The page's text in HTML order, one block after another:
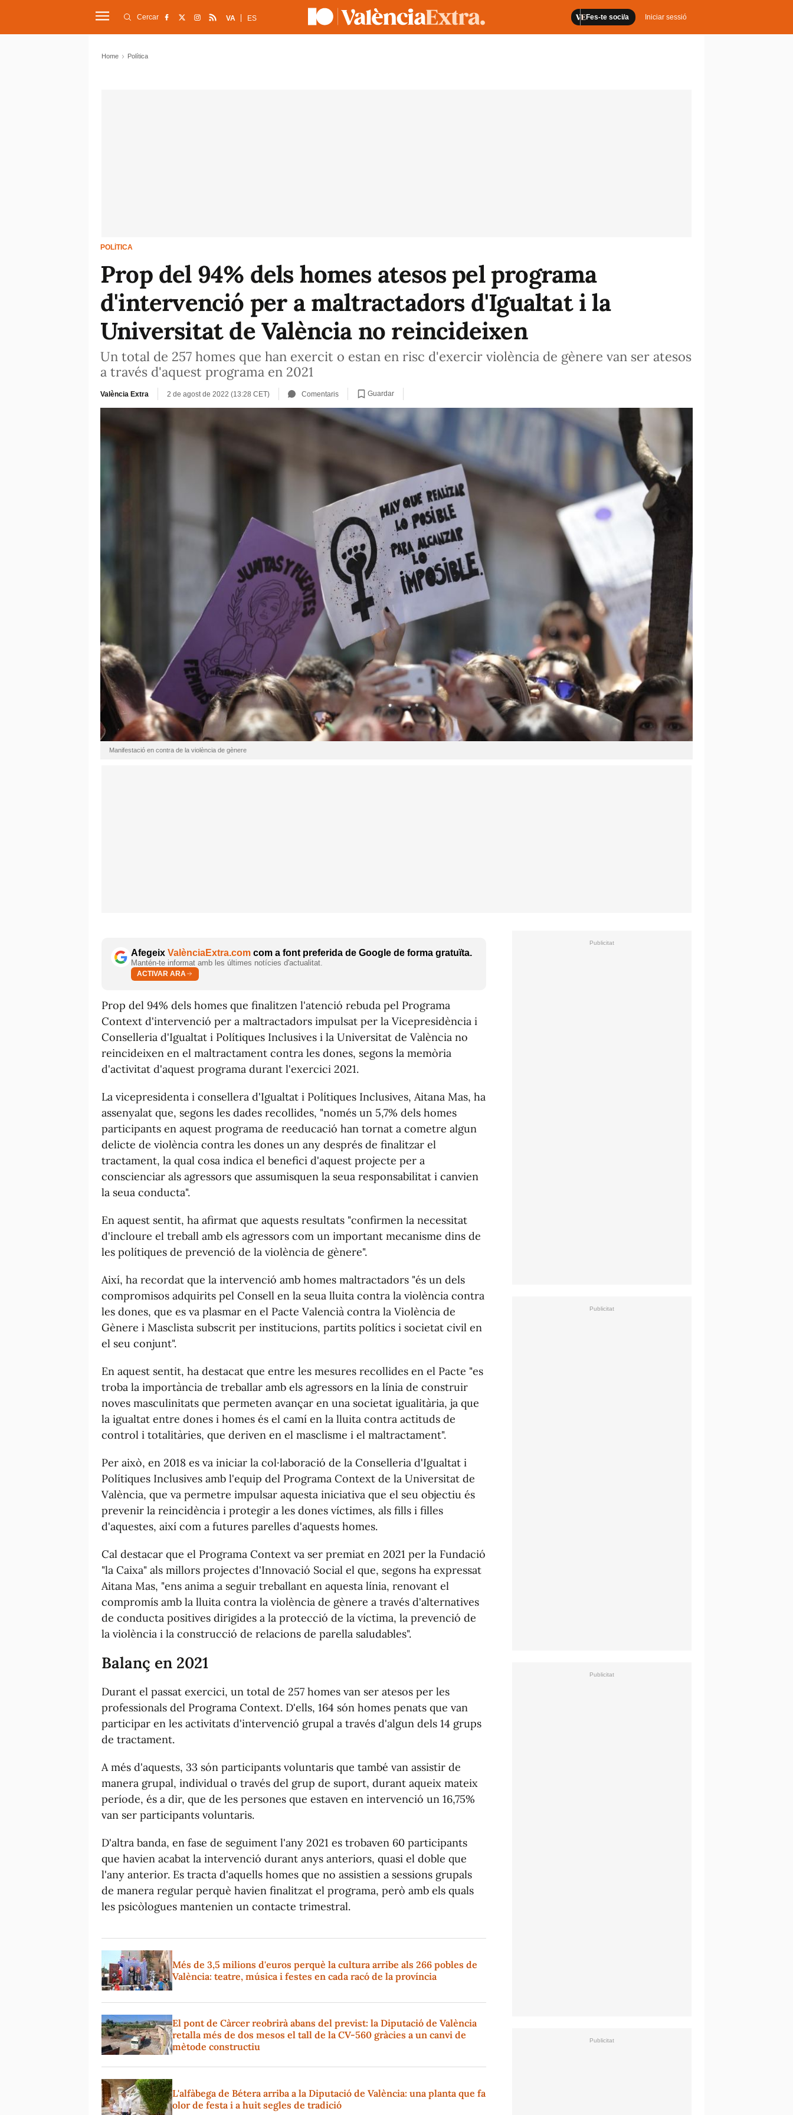
Fes-te soci/a Iniciar sessió
Cercar VA ES
Home Política
POLÍTICA
Prop del 94% dels homes atesos pel programa
d'intervenció per a maltractadors d'Igualtat i la
Universitat de València no reincideixen
Un total de 257 homes que han exercit o estan en risc d'exercir violència de gènere van ser atesos
a través d'aquest programa en 2021
València Extra 2 de agost de 2022 (13:28 CET) Comentaris Guardar
Manifestació en contra de la violència de gènere
Afegeix ValènciaExtra.com com a font preferida de Google de forma gratuïta.
Mantén-te informat amb les últimes notícies d'actualitat.
ACTIVAR ARA
Prop del 94% dels homes que finalitzen l'atenció rebuda pel Programa
Context d'intervenció per a maltractadors impulsat per la Vicepresidència i
Conselleria d'Igualtat i Polítiques Inclusives i la Universitat de València no
reincideixen en el maltractament contra les dones, segons la memòria
d'activitat d'aquest programa durant l'exercici 2021.
La vicepresidenta i consellera d'Igualtat i Polítiques Inclusives, Aitana Mas, ha
assenyalat que, segons les dades recollides, "només un 5,7% dels homes
participants en aquest programa de reeducació han tornat a cometre algun
delicte de violència contra les dones un any després de finalitzar el
tractament, la qual cosa indica el benefici d'aquest projecte per a
conscienciar als agressors que assumisquen la seua responsabilitat i canvien
la seua conducta".
En aquest sentit, ha afirmat que aquests resultats "confirmen la necessitat
d'incloure el treball amb els agressors com un important mecanisme dins de
les polítiques de prevenció de la violència de gènere".
Així, ha recordat que la intervenció amb homes maltractadors "és un dels
compromisos adquirits pel Consell en la seua lluita contra la violència contra
les dones, que es va plasmar en el Pacte Valencià contra la Violència de
Gènere i Masclista subscrit per institucions, partits polítics i societat civil en
el seu conjunt".
En aquest sentit, ha destacat que entre les mesures recollides en el Pacte "es
troba la importància de treballar amb els agressors en la línia de construir
noves masculinitats que permeten avançar en una societat igualitària, ja que
la igualtat entre dones i homes és el camí en la lluita contra actituds de
control i totalitàries, que deriven en el masclisme i el maltractament".
Per això, en 2018 es va iniciar la col·laboració de la Conselleria d'Igualtat i
Polítiques Inclusives amb l'equip del Programa Context de la Universitat de
València, que va permetre impulsar aquesta iniciativa que el seu objectiu és
prevenir la reincidència i protegir a les dones víctimes, als fills i filles
d'aquestes, així com a futures parelles d'aquests homes.
Cal destacar que el Programa Context va ser premiat en 2021 per la Fundació
"la Caixa" als millors projectes d'Innovació Social el que, segons ha expressat
Aitana Mas, "ens anima a seguir treballant en aquesta línia, renovant el
compromís amb la lluita contra la violència de gènere a través d'alternatives
de conducta positives dirigides a la protecció de la víctima, la prevenció de
la violència i la construcció de relacions de parella saludables".
Balanç en 2021
Durant el passat exercici, un total de 257 homes van ser atesos per les
professionals del Programa Context. D'ells, 164 són homes penats que van
participar en les activitats d'intervenció grupal a través d'algun dels 14 grups
de tractament.
A més d'aquests, 33 són participants voluntaris que també van assistir de
manera grupal, individual o través del grup de suport, durant aqueix mateix
període, és a dir, que de les persones que estaven en intervenció un 16,75%
van ser participants voluntaris.
D'altra banda, en fase de seguiment l'any 2021 es trobaven 60 participants
que havien acabat la intervenció durant anys anteriors, quasi el doble que
l'any anterior. Es tracta d'aquells homes que no assistien a sessions grupals
de manera regular perquè havien finalitzat el programa, però amb els quals
les psicòlogues mantenien un contacte trimestral.
Més de 3,5 milions d'euros perquè la cultura arribe als 266 pobles de
València: teatre, música i festes en cada racó de la província
El pont de Càrcer reobrirà abans del previst: la Diputació de València
retalla més de dos mesos el tall de la CV-560 gràcies a un canvi de
mètode constructiu
L'alfàbega de Bétera arriba a la Diputació de València: una planta que fa
olor de festa i a huit segles de tradició